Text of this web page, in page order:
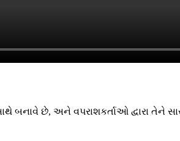
છે, અને વપરાશકર્તાઓ દ્વારા તેને